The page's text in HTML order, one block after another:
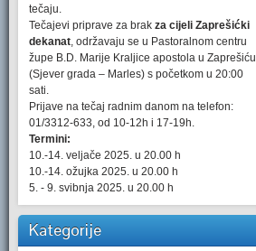
tečaju.
Tečajevi priprave za brak za cijeli Zaprešićki
dekanat, održavaju se u Pastoralnom centru
župe B.D. Marije Kraljice apostola u Zaprešiću
(Sjever grada – Marles) s početkom u 20:00
sati.
Prijave na tečaj radnim danom na telefon:
01/3312-633, od 10-12h i 17-19h.
Termini:
10.-14. veljače 2025. u 20.00 h
10.-14. ožujka 2025. u 20.00 h
5. - 9. svibnja 2025. u 20.00 h
Kategorije